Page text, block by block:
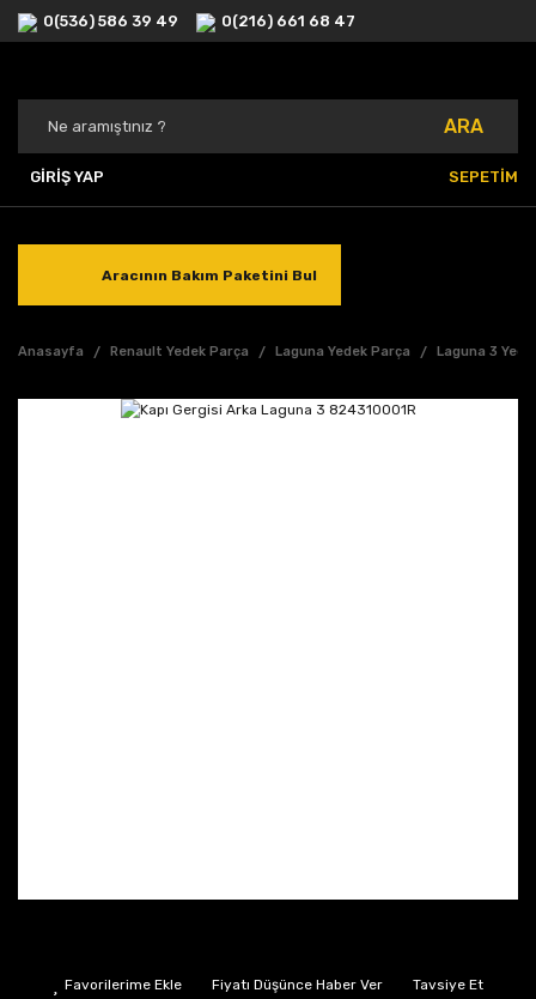
0(536) 586 39 49 0(216) 661 68 47
ARA
GİRİŞ YAP SEPETİM
Aracının Bakım Paketini Bul
Anasayfa Renault Yedek Parça Laguna Yedek Parça Laguna 3
Fiyatı Düşünce Haber Ver Tavsiye Et